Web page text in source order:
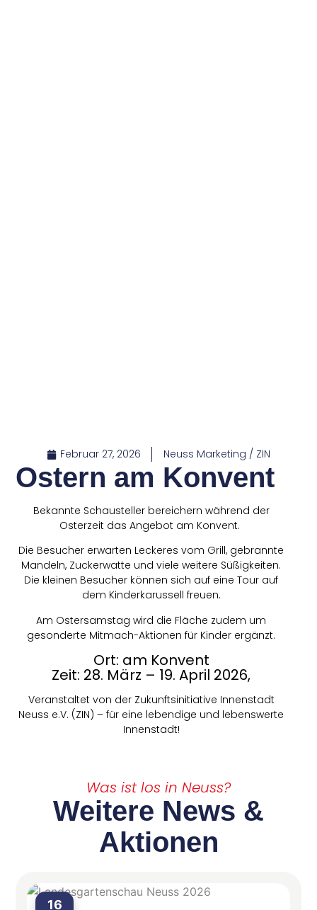
Februar 27, 2026 Neuss Marketing / ZIN
Ostern am Konvent
Bekannte Schausteller bereichern während der
Osterzeit das Angebot am Konvent.
Die Besucher erwarten Leckeres vom Grill, gebrannte
Mandeln, Zuckerwatte und viele weitere Süßigkeiten.
Die kleinen Besucher können sich auf eine Tour auf
dem Kinderkarussell freuen.
Am Ostersamstag wird die Fläche zudem um
gesonderte Mitmach-Aktionen für Kinder ergänzt.
Ort: am Konvent
Zeit: 28. März – 19. April 2026,
Veranstaltet von der Zukunftsinitiative Innenstadt
Neuss e.V. (ZIN) – für eine lebendige und lebenswerte
Innenstadt!
Was ist los in Neuss?
Weitere News &
Aktionen
16